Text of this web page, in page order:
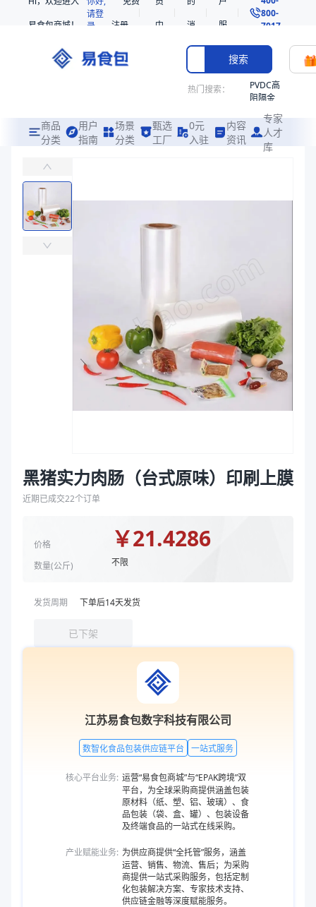
易食包商城！
请登
录
注册
中
消
息
服
务
800-
7017
搜索
热门搜索：
PVDC高
阻隔金
共挤热
收缩袋
共挤热
袋
拉伸膜
商品
分类
用户
指南
场景
分类
甄选
工厂
0元
入驻
内容
资讯
专家
人才
库
易食包（EPAK）专注于黑猪实力肉肠（台式原味）印刷上膜包装，提
￥21.4286
商品参数
商品分类
498mm*100μm、598mm*100μm
黑猪实力肉肠（台式原味）印刷上膜
近期已成交22个订单
价格
数量(公斤)
￥21.4286
不限
发货周期 下单后14天发货
已下架
江苏易食包数字科技有限公司
数智化食品包装供应链平台 一站式服务
核心平台业务: 运营“易食包商城”与“EPAK跨境”双
平台，为全球采购商提供涵盖包装
原材料（纸、塑、铝、玻璃）、食
品包装（袋、盒、罐）、包装设备
及终端食品的一站式在线采购。
产业赋能业务: 为供应商提供“全托管”服务，涵盖
运营、销售、物流、售后；为采购
商提供一站式采购服务，包括定制
化包装解决方案、专家技术支持、
供应链金融等深度赋能服务。